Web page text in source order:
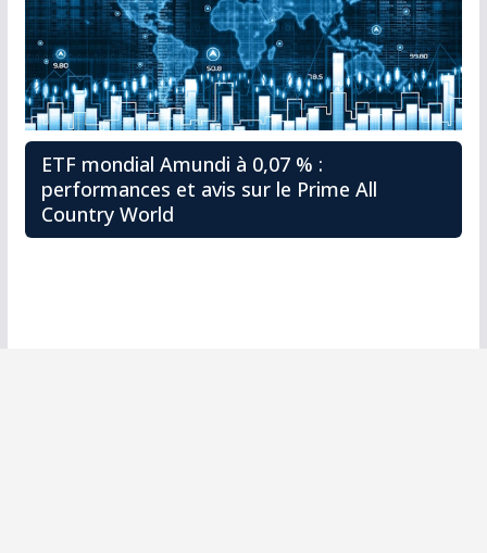
ETF mondial Amundi à 0,07 % :
performances et avis sur le Prime All
Country World